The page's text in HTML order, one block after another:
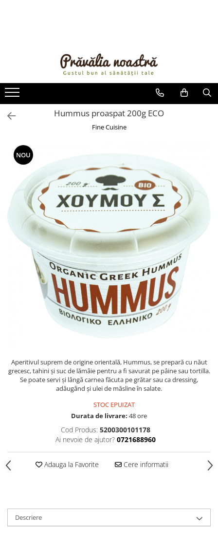
ULEIURI ȘI UNTURI
MĂSLINE
NUCI ȘI SEMINȚE
FRUCTE DESHIDRATATE
FRUCTE LA CONSERVĂ
OȚETURI ȘI SOSURI
FĂINĂ FĂRĂ GLUTEN
BĂUTURI / LAPTE VEGETAL
OREZ ȘI CEREALE
PASTE
CREME ȘI PASTE TARTINABILE
CONDIMENTE
CEAIURI GRECEȘTI
CIOCOLATĂ ȘI CACAO
HEALTHY SNACKS
SUPERALIMENTE
COSMETICE
REMEDII NATURISTE
Hummus proaspat 200g ECO
Fine Cuisine
NOU
Aperitivul suprem de origine orientală, Hummus, se prepară cu năut
grecesc, tahini și suc de lămâie pentru a fi savurat pe pâine sau tortilla.
Se poate servi și lângă carnea făcuta pe grătar sau ca dressing,
adăugând și ulei de măsline în salate.
STOC EPUIZAT
Durata de livrare: 48 ore
Cod Produs: 5200300101178
Ai nevoie de ajutor? 0721688960
Adauga la Favorite Cere informatii
Descriere